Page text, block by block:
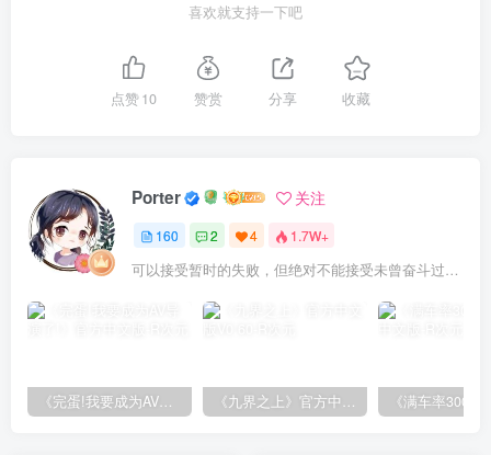
喜欢就支持一下吧
点赞10 赞赏 分享 收藏
Porter 关注
160 2 4 1.7W+
可以接受暂时的失败，但绝对不能接受未曾奋斗过的自己